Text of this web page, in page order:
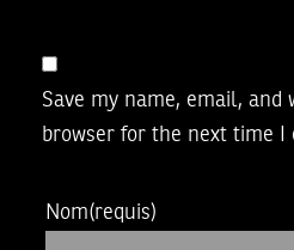
Save my name, email, and
browser for the next time I
Nom(requis)